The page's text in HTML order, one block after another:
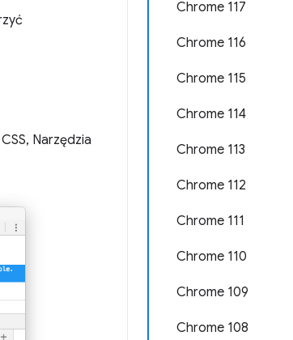
Chrome 117
Chrome 116
Chrome 115
Chrome 114
Chrome 113
Chrome 112
Chrome 111
Chrome 110
Chrome 109
Chrome 108
Narzędzia